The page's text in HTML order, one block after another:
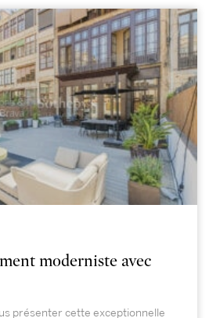
moderniste avec
présenter cette exceptionnelle